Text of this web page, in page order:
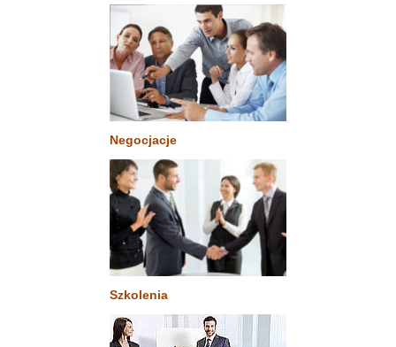
Negocjacje
Szkolenia